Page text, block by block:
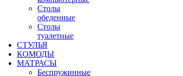
Столы
обеденные
Столы
туалетные
СТУЛЬЯ
КОМОДЫ
МАТРАСЫ
Беспружинные